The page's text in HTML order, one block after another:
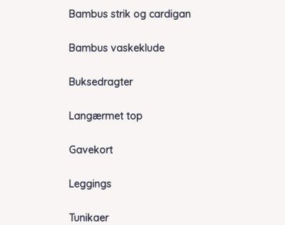
Bambus strik og cardigan
Bambus vaskeklude
Buksedragter
Langærmet top
Gavekort
Leggings
Tunikaer